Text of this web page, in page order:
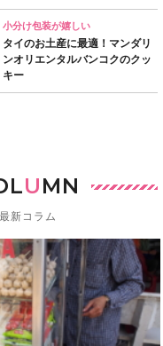
小分け包装が嬉しい
タイのお土産に最適！マンダリ
ンオリエンタルバンコクのクッ
キー
UMN
最新コラム